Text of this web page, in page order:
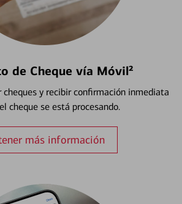
de Cheque vía Móvil²
cheques y recibir confirmación inmediata
cheque se está procesando.
más información